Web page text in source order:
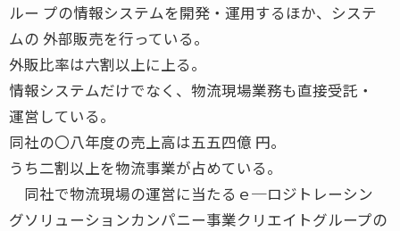
ルー プの情報システムを開発・運用するほか、システ
ムの 外部販売を行っている。
外販比率は六割以上に上る。
情報システムだけでなく、物流現場業務も直接受託・
運営している。
同社の〇八年度の売上高は五五四億 円。
うち二割以上を物流事業が占めている。
同社で物流現場の運営に当たるｅ─ロジトレーシン
グソリューションカンパニー事業クリエイトグループの